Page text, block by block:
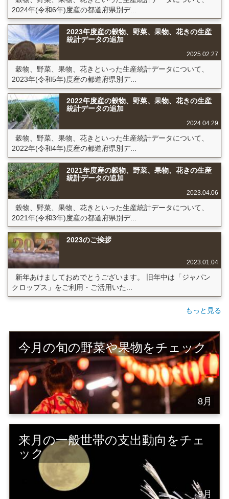
2024年(令和6年)度産の都道府県別デ...
2023年度産の穀物、野菜、果物、花きの生産
統計データの追加
2025.02.27
穀物、野菜、果物、花きといった生産統計データについて、
2023年(令和5年)度産の都道府県別デ...
2022年度産の穀物、野菜、果物、花きの生産
統計データの追加
2024.04.29
穀物、野菜、果物、花きといった生産統計データについて、
2022年(令和4年)度産の都道府県別デ...
2021年度産の穀物、野菜、果物、花きの生産
統計データの追加
2023.04.06
穀物、野菜、果物、花きといった生産統計データについて、
2021年(令和3年)度産の都道府県別デ...
2023のご挨拶
2023.01.04
新年あけましておめでとうございます。 旧年中は「ジャパン
クロップス」をご利用・ご活用いた...
もっと見る
今月の旬の野菜や果物をチェック
8月
来月の一般世帯の支出動向をチェ
ック
9月